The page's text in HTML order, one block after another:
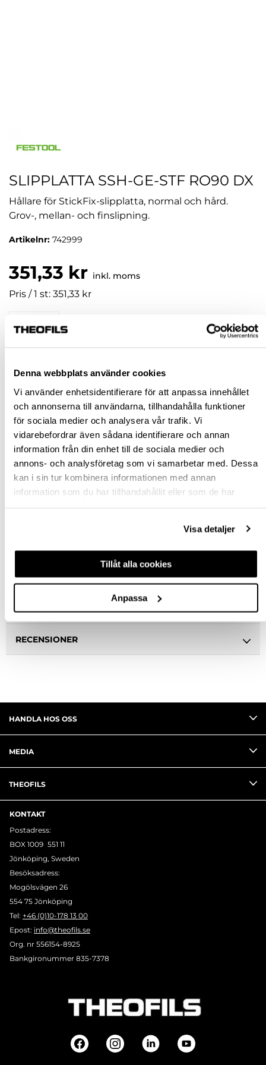
Denna webbplats använder cookies
Vi använder enhetsidentifierare för att anpassa innehållet
och annonserna till användarna, tillhandahålla funktioner
för sociala medier och analysera vår trafik. Vi
vidarebefordrar även sådana identifierare och annan
information från din enhet till de sociala medier och
annons- och analysföretag som vi samarbetar med. Dessa
kan i sin tur kombinera informationen med annan
information som du har tillhandahållit eller som de har
Visa detaljer
Tillåt alla cookies
Anpassa
SLIPPLATTA SSH-GE-STF RO90 DX
Hållare för StickFix-slipplatta, normal och hård.
Grov-, mellan- och finslipning.
Artikelnr: 742999
351,33 kr inkl. moms
Pris / 1 st: 351,33 kr
st
Jönköping huvudlager Beställningsvara
Jönköping butik Slut i lager
Malmö butik Slut i lager
Stockholm butik Slut i lager
Snabba leveranser
Hämta i butik
SPECIFIKATION
RECENSIONER
HANDLA HOS OSS
MEDIA
THEOFILS
KONTAKT
Postadress:
BOX 1009 551 11
Jönköping, Sweden
Besöksadress:
Mogölsvägen 26
554 75 Jönköping
Tel: +46 (0)10-178 13 00
Epost: info@theofils.se
Org. nr 556154-8925
Bankgironummer 835-7378